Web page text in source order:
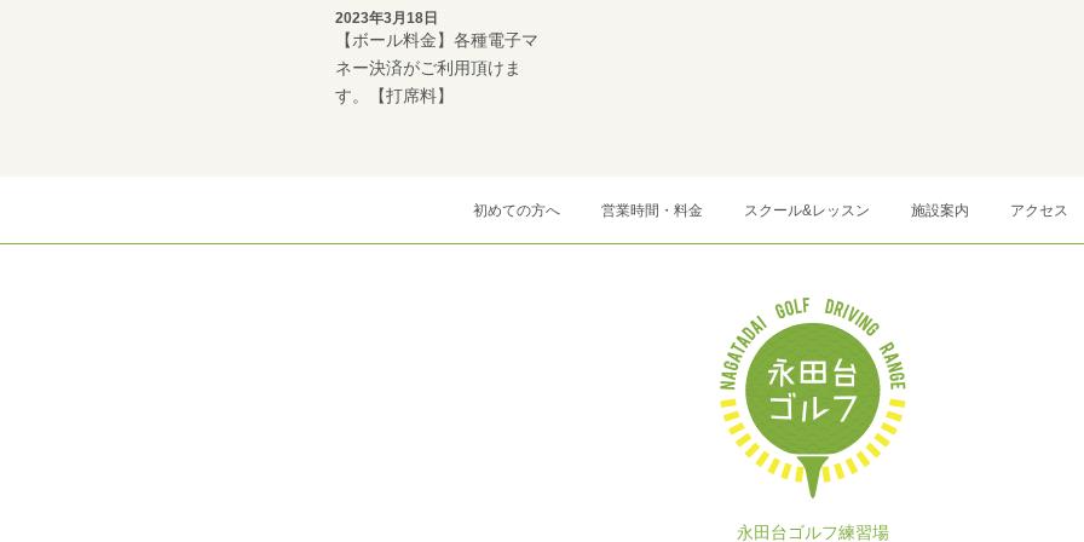
2023年3月18日
【ボール料金】各種電子マ
ネー決済がご利用頂けま
す。【打席料】
初めての方へ 営業時間・料金 スクール&レッスン 施設案内 アクセス
永田台ゴルフ練習場